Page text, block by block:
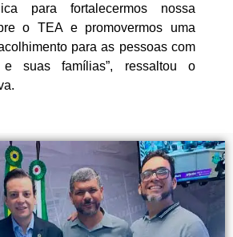
para fortalecermos nossa
o TEA e promovermos uma
para as pessoas com
e suas famílias”, ressaltou o